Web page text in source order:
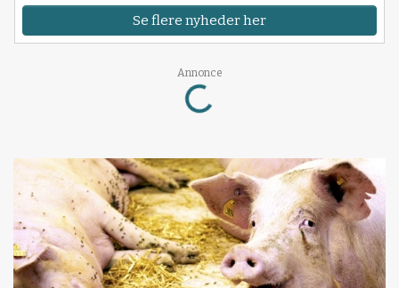
Se flere nyheder her
Annonce
Loading...